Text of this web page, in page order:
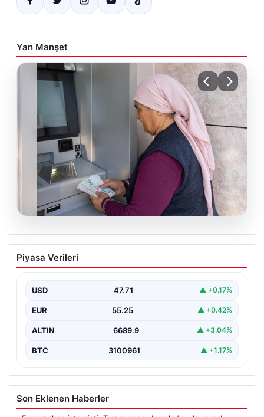
Yan Manşet
Emekli maaşı ödemeleri ne zaman
yatacak? SGK, Bağ-Kur, Emekli Sandığı
Piyasa Verileri
USD 47.71 ▲ +0.17%
EUR 55.25 ▲ +0.42%
ALTIN 6689.9 ▲ +3.04%
BTC 3100961 ▲ +1.17%
Son Eklenen Haberler